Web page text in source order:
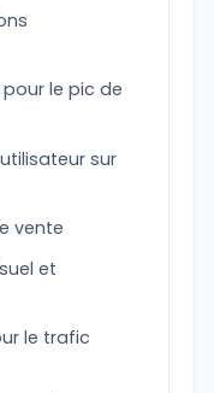
le pic de
sur
vente
et
le trafic